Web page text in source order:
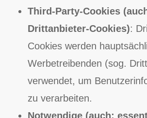
Third-Party-Cookies
Drittanbieter-Cookies):
Cookies werden
Werbetreibenden (sog.
verwendet, um
zu verarbeiten.
Notwendige (auch: